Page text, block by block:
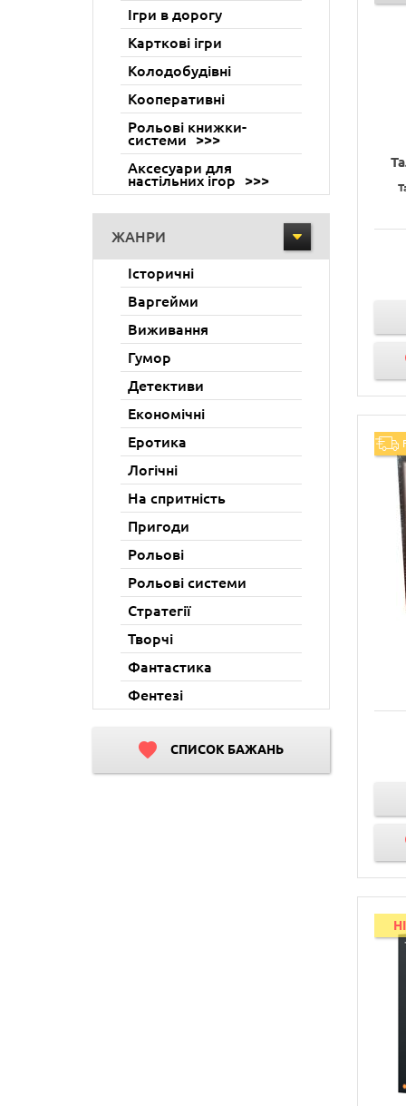
Ігри в дорогу
Карткові ігри
Колодобудівні
Кооперативні
Рольові книжки-
системи
Аксесуари для
настільних ігор
ЖАНРИ
Історичні
Варгейми
Виживання
Гумор
Детективи
Економічні
Еротика
Логічні
На спритність
Пригоди
Рольові
Рольові системи
Стратегії
Творчі
Фантастика
Фентезі
СПИСОК БАЖАНЬ